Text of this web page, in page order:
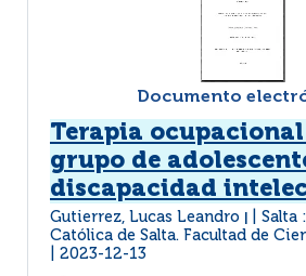
Documento
Terapia
grupo de
discapacidad
Gutierrez, Lucas Leandro
Salta
Católica de Salta. Facultad de
2023-12-13